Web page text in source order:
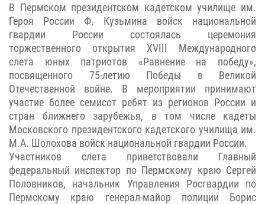
В Пермском президентском кадетском училище им.
Героя России Ф. Кузьмина войск национальной
гвардии России состоялась церемония
торжественного открытия XVIII Международного
слета юных патриотов «Равнение на победу»,
посвященного 75-летию Победы в Великой
Отечественной войне. В мероприятии принимают
участие более семисот ребят из регионов России и
стран ближнего зарубежья, в том числе кадеты
Московского президентского кадетского училища им.
М.А. Шолохова войск национальной гвардии России.
Участников слета приветствовали Главный
федеральный инспектор по Пермскому краю Сергей
Половников, начальник Управления Росгвардии по
Пермскому краю генерал-майор полиции Борис